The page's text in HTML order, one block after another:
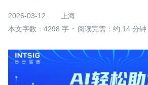
2026-03-12
上海
本文字数：4298 字
阅读完需：约 14 分钟